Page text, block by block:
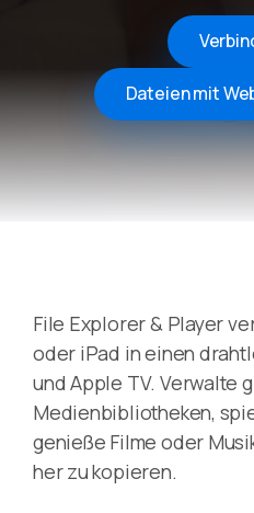
Dateien mit
File Explorer & Player
oder iPad in einen
und Apple TV. Verwalte
Medienbibliotheken,
genieße Filme oder
her zu kopieren.